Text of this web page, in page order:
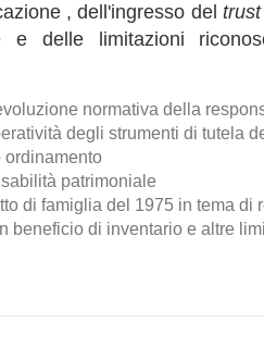
, dell'ingresso del trust
e delle limitazioni
normativa della
degli strumenti di tutela
ordinamento
patrimoniale
di famiglia del 1975 in tema di
beneficio di inventario e altre